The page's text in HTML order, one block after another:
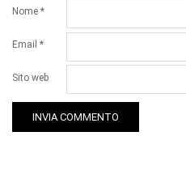
Nome *
Email *
Sito web